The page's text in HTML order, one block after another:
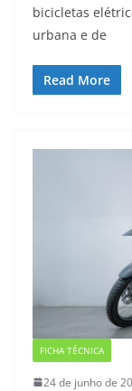
bicicletas
urbana e de
Read More
FICHA TÉCNICA
24 de junho de